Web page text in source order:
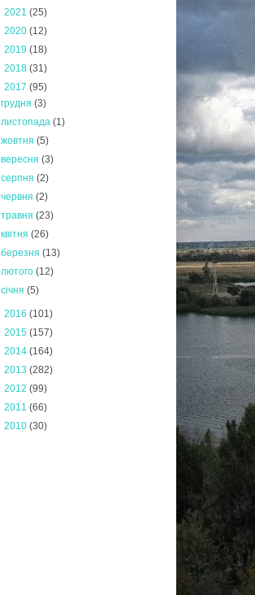
2021 (25)
2020 (12)
2019 (18)
2018 (31)
2017 (95)
грудня(3)
листопада(1)
жовтня(5)
вересня(3)
серпня(2)
червня(2)
травня(23)
квітня(26)
березня(13)
лютого(12)
січня(5)
2016 (101)
2015 (157)
2014 (164)
2013 (282)
2012 (99)
2011 (66)
2010 (30)